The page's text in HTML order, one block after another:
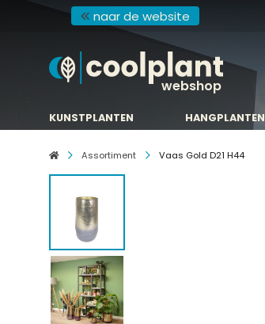
naar de website
webshop
KUNSTPLANTEN HANGPLANTEN
KUNSTPLANTEN HANGPLANTEN
Assortiment Vaas Gold D21 H44